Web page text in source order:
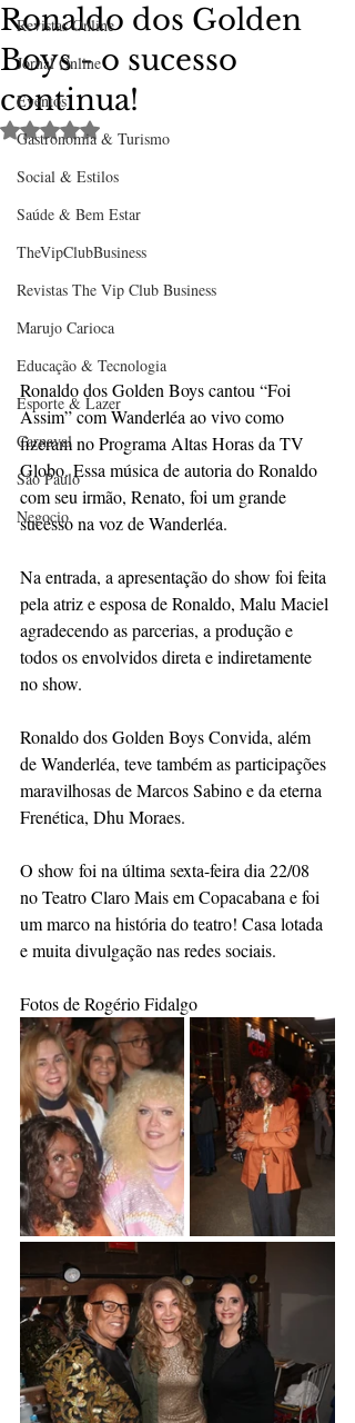
Revistas Online
Jornal Online
Eventos
Gastronomia & Turismo
Social & Estilos
Saúde & Bem Estar
TheVipClubBusiness
Revistas The Vip Club Business
Marujo Carioca
Educação & Tecnologia
Esporte & Lazer
Carnaval
São Paulo
Negocio
Ronaldo dos Golden
Boys - o sucesso
continua!
Avaliado com NaN de 5 estrelas.
Ronaldo dos Golden Boys cantou “Foi
Assim” com Wanderléa ao vivo como
fizeram no Programa Altas Horas da TV
Globo. Essa música de autoria do Ronaldo
com seu irmão, Renato, foi um grande
sucesso na voz de Wanderléa.
Na entrada, a apresentação do show foi feita
pela atriz e esposa de Ronaldo, Malu Maciel
agradecendo as parcerias, a produção e
todos os envolvidos direta e indiretamente
no show.
Ronaldo dos Golden Boys Convida, além
de Wanderléa, teve também as participações
maravilhosas de Marcos Sabino e da eterna
Frenética, Dhu Moraes.
O show foi na última sexta-feira dia 22/08
no Teatro Claro Mais em Copacabana e foi
um marco na história do teatro! Casa lotada
e muita divulgação nas redes sociais.
Fotos de Rogério Fidalgo